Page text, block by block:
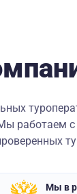
работаем с
Мы в